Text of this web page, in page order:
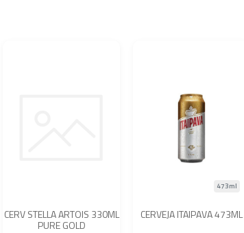
CERV STELLA ARTOIS 330ML
PURE GOLD
CERVEJA ITAIPAVA 473ML
473ml